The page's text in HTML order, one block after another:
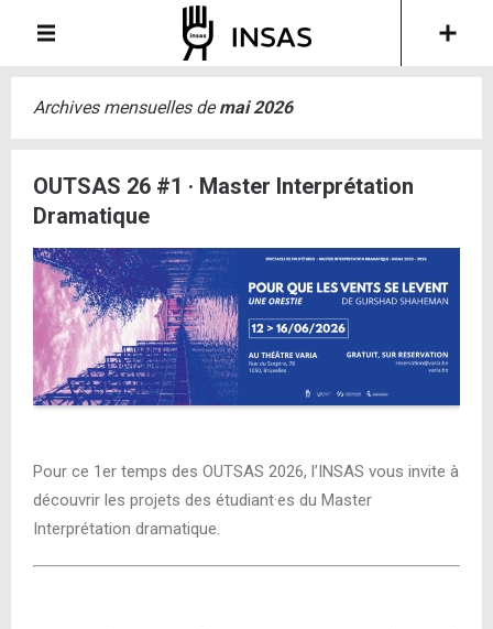
Archives mensuelles demai 2026
OUTSAS 26 #1 · Master Interprétation
Dramatique
Pour ce 1er temps des OUTSAS 2026, l’INSAS vous invite à
découvrir les projets des étudiant·es du Master
Interprétation dramatique.